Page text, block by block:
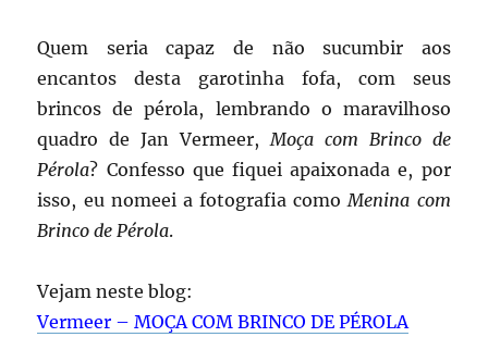
Quem seria capaz de não sucumbir aos
encantos desta garotinha fofa, com seus
brincos de pérola, lembrando o maravilhoso
quadro de Jan Vermeer,Moça com Brinco de
Pérola? Confesso que fiquei apaixonada e, por
isso, eu nomeei a fotografia comoMenina com
Brinco de Pérola.
Vejam neste blog:
Vermeer – MOÇA COM BRINCO DE PÉROLA